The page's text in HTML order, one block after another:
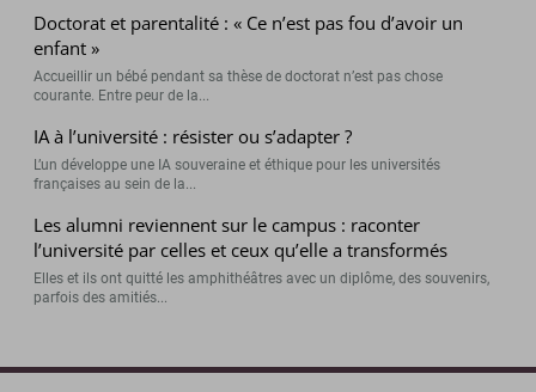
Doctorat et parentalité : « Ce n’est pas fou d’avoir un
enfant »
Accueillir un bébé pendant sa thèse de doctorat n’est pas chose
courante. Entre peur de la...
IA à l’université : résister ou s’adapter ?
L’un développe une IA souveraine et éthique pour les universités
françaises au sein de la...
Les alumni reviennent sur le campus : raconter
l’université par celles et ceux qu’elle a transformés
Elles et ils ont quitté les amphithéâtres avec un diplôme, des souvenirs,
parfois des amitiés...